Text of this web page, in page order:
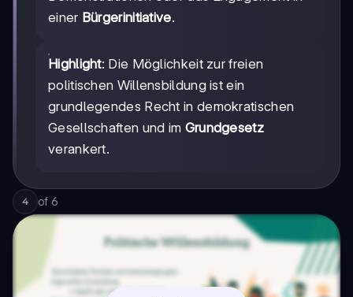
einer Bürgerinitiative.
Highlight: Die Möglichkeit zur freien
politischen Willensbildung ist ein
grundlegendes Recht in demokratischen
Gesellschaften und im Grundgesetz
verankert.
4 of 6